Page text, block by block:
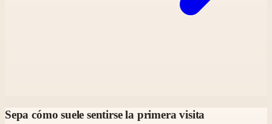
Sepa cómo suele sentirse la primera visita